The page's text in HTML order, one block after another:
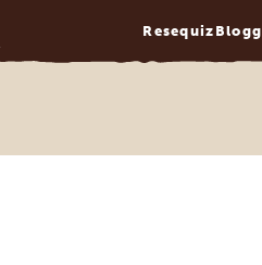
Resequiz Blogg